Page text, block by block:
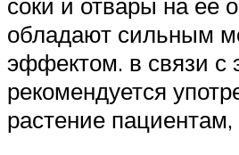
обладают сильным
эффектом. в связи с
рекомендуется
растение